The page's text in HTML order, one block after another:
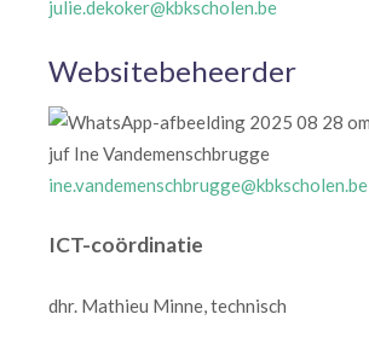
julie.dekoker@kbkscholen.be
Websitebeheerder
juf Ine Vandemenschbrugge
ine.vandemenschbrugge@kbkscholen.be
ICT-coördinatie
dhr. Mathieu Minne, technisch